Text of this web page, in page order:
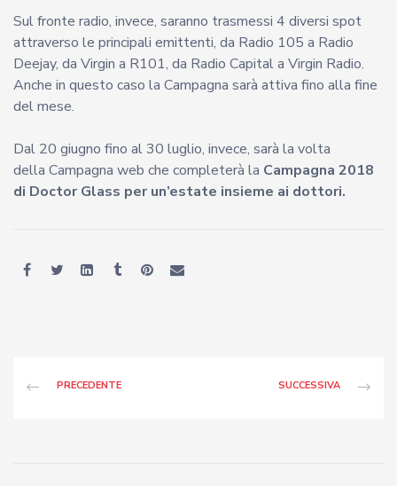
Sul fronte radio, invece, saranno trasmessi 4 diversi spot
attraverso le principali emittenti, da Radio 105 a Radio
Deejay, da Virgin a R101, da Radio Capital a Virgin Radio.
Anche in questo caso la Campagna sarà attiva fino alla fine
del mese.
Dal 20 giugno fino al 30 luglio, invece, sarà la volta
della Campagna web che completerà la Campagna 2018
di Doctor Glass per un’estate insieme ai dottori.
PRECEDENTE SUCCESSIVA